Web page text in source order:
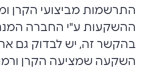
התרשמות מביצועי הקרן
ההשקעות ע"י החברה
בהקשר זה, יש לבדוק גם
השקעה שמציעה הקרן